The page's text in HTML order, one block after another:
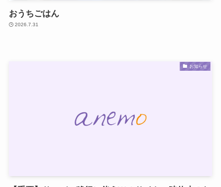
おうちごはん
2026.7.31
お知らせ